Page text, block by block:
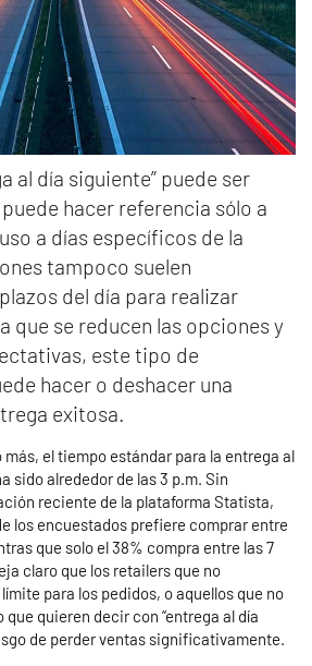
al día siguiente” puede ser
hacer referencia sólo a
a días específicos de la
tampoco suelen
del día para realizar
que se reducen las opciones y
este tipo de
hacer o deshacer una
exitosa.
el tiempo estándar para la entrega al
sido alrededor de las 3 p.m. Sin
reciente de la plataforma Statista,
los encuestados prefiere comprar entre
que solo el 38% compra entre las 7
claro que los retailers que no
para los pedidos, o aquellos que no
quieren decir con “entrega al día
de perder ventas significativamente.